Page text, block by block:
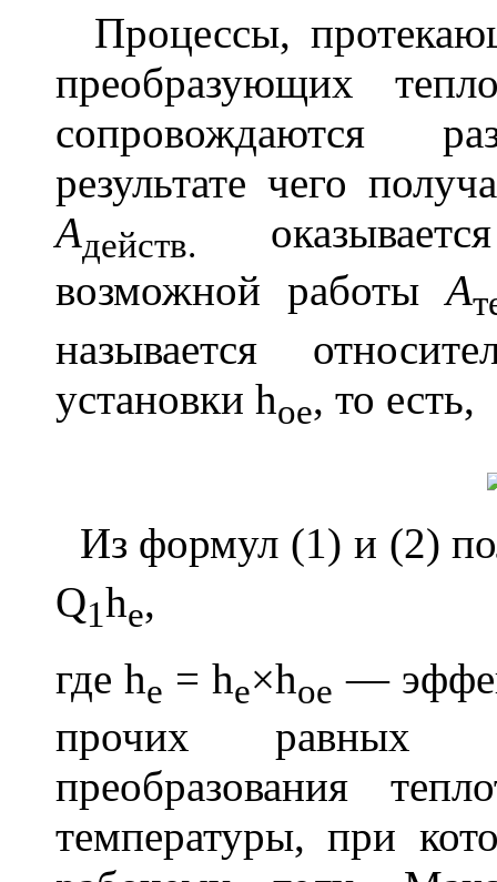
Процессы,
преобразующих
сопровождаются
результате чего
Адейств.
возможной работыА
называется
установки hoe, то есть,
Из формул (1) и (2)
Q1he,
гдеhе =hе×hoe —
прочих равных
преобразования
температуры, при